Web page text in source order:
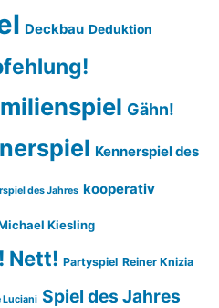
Deckbau Deduktion
Gähn!
Kennerspiel des
des Jahres kooperativ
Kiesling
Nett! Partyspiel Reiner Knizia
Luciani Spiel des Jahres